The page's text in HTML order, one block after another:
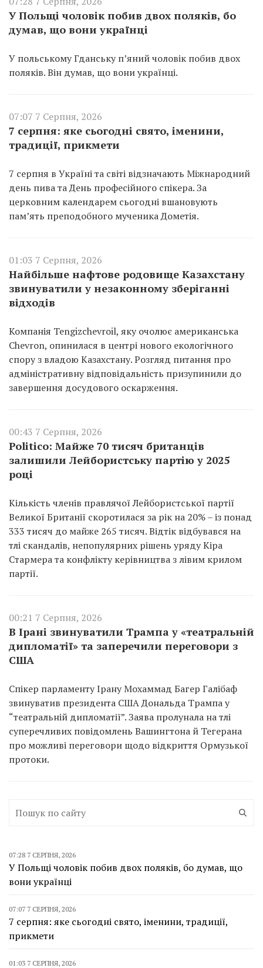
У Польщі чоловік побив двох поляків, бо
думав, що вони українці
У польському Гданську п’яний чоловік побив двох
поляків. Він думав, що вони українці.
07:07 7 Серпня, 2026
7 серпня: яке сьогодні свято, іменини,
традиції, прикмети
7 серпня в Україні та світі відзначають Міжнародний
день пива та День професійного спікера. За
церковним календарем сьогодні вшановують
пам’ять преподобного мученика Дометія.
01:03 7 Серпня, 2026
Найбільше нафтове родовище Казахстану
звинуватили у незаконному зберіганні
відходів
Компанія Tengizchevroil, яку очолює американська
Chevron, опинилася в центрі нового екологічного
спору з владою Казахстану. Розгляд питання про
адміністративну відповідальність призупинили до
завершення досудового оскарження.
00:43 7 Серпня, 2026
Politico: Майже 70 тисяч британців
залишили Лейбористську партію у 2025
році
Кількість членів правлячої Лейбористської партії
Великої Британії скоротилася за рік на 20% – із понад
333 тисяч до майже 265 тисяч. Відтік відбувався на
тлі скандалів, непопулярних рішень уряду Кіра
Стармера та конфлікту керівництва з лівим крилом
партії.
00:21 7 Серпня, 2026
В Ірані звинуватили Трампа у «театральній
дипломатії» та заперечили переговори з
США
Спікер парламенту Ірану Мохаммад Багер Галібаф
звинуватив президента США Дональда Трампа у
“театральній дипломатії”. Заява пролунала на тлі
суперечливих повідомлень Вашингтона й Тегерана
про можливі переговори щодо відкриття Ормузької
протоки.
07:28 7 СЕРПНЯ, 2026
У Польщі чоловік побив двох поляків, бо думав, що
вони українці
07:07 7 СЕРПНЯ, 2026
7 серпня: яке сьогодні свято, іменини, традиції,
прикмети
01:03 7 СЕРПНЯ, 2026